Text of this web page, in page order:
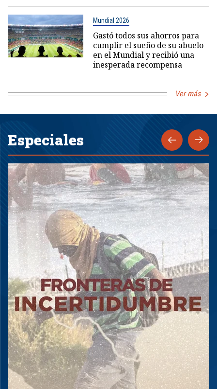
Mundial 2026
Gastó todos sus ahorros para
cumplir el sueño de su abuelo
en el Mundial y recibió una
inesperada recompensa
Ver más
Especiales